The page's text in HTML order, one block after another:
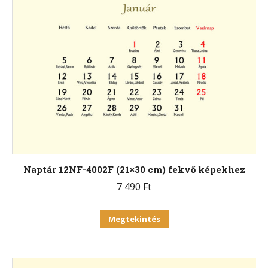
Naptár 12NF-4002F (21×30 cm) fekvő képekhez
7 490 Ft
Megtekintés